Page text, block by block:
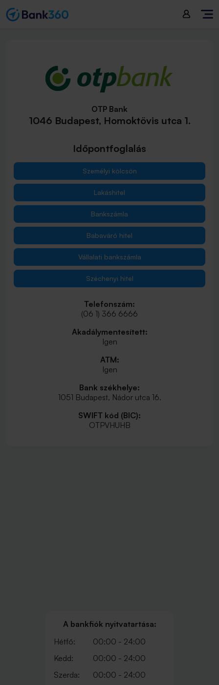
OTP Bank
1046 Budapest, Homoktövis utca 1.
Időpontfoglalás
Személyi kölcsön
Lakáshitel
Bankszámla
Babaváró hitel
Vállalati bankszámla
Széchenyi hitel
Telefonszám:
(06 1) 366 6666
Akadálymentesített:
Igen
ATM:
Igen
Bank székhelye:
1051 Budapest, Nádor utca 16.
SWIFT kód (BIC):
OTPVHUHB
A bankfiók nyitvatartása:
Hétfő:
00:00 - 24:00
Kedd:
00:00 - 24:00
Szerda:
00:00 - 24:00